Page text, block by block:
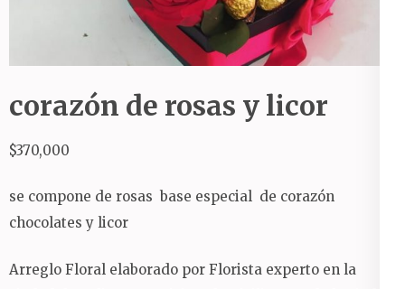
corazón de rosas y licor
$370,000
se compone de rosas base especial de corazón
chocolates y licor
Arreglo Floral elaborado por Florista experto en la